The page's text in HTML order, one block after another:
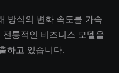
방식의 변화 속도를 가속
통적인 비즈니스 모델을
하고 있습니다.